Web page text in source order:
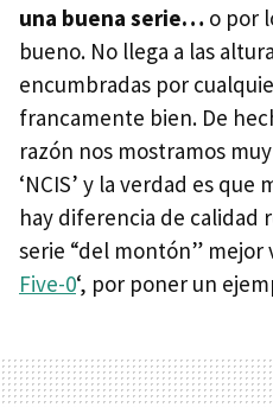
una buena serie… o por
bueno. No llega a las
encumbradas por
francamente bien. De
razón nos mostramos
‘NCIS’ y la verdad es
hay diferencia de calidad
serie “del montón” mejor
Five-0‘, por poner un